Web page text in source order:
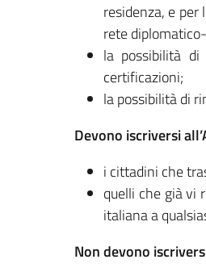
residenza, e
rete
la possibilità
certificazioni;
la possibilità di
Devono iscriversi
i cittadini che
quelli che già vi
italiana a
Non devono